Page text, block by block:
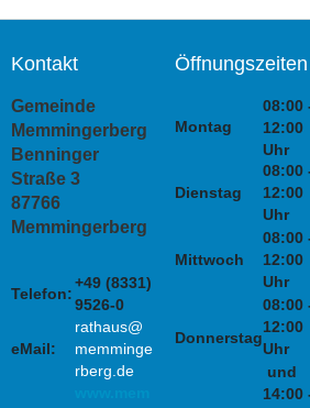
Kontakt
Gemeinde
Memmingerberg
Benninger
Straße 3
87766
Memmingerberg
Telefon:
+49 (8331)
9526-0
eMail:
rathaus@
memminge
rberg.de
Öffnungszeiten
Montag
08:00
12:00
Uhr
Dienstag
08:00
12:00
Uhr
Mittwoch
08:00
12:00
Uhr
Donnerstag
08:00
12:00
Uhr
und
14:00